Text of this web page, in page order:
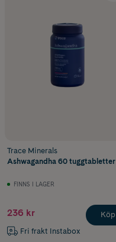
Trace Minerals
Ashwagandha 60 tuggtabletter
FINNS I LAGER
236 kr
Fri frakt Instabox
Köp